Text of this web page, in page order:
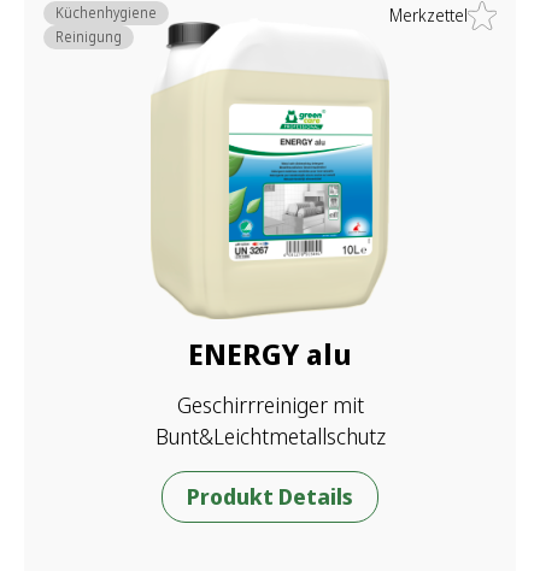
Merkzettel
ENERGY alu
Geschirrreiniger mit
Bunt&Leichtmetallschutz
Küchenhygiene
Reinigung
Produkt Details